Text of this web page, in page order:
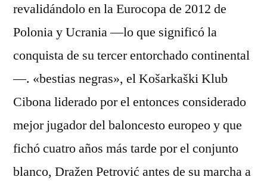
revalidándolo en la Eurocopa de 2012 de
Polonia y Ucrania —lo que significó la
conquista de su tercer entorchado continental
—. «bestias negras», el Košarkaški Klub
Cibona liderado por el entonces considerado
mejor jugador del baloncesto europeo y que
fichó cuatro años más tarde por el conjunto
blanco, Dražen Petrović antes de su marcha a